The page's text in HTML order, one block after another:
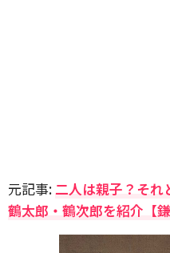
元記事:二人は親子？そ
鶴太郎・鶴次郎を紹介【